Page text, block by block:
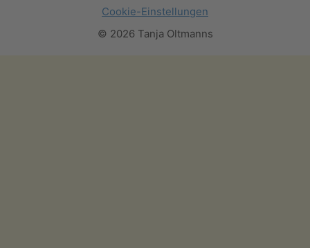
Cookie-Einstellungen
© 2026 Tanja Oltmanns